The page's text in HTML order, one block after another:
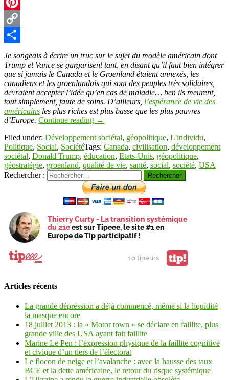
Pinterest
Copy
Link
Partager
Je songeais à écrire un truc sur le sujet du modèle américain dont
Trump et Vance se gargarisent tant, en disant qu’il faut bien intégrer
que si jamais le Canada et le Groenland étaient annexés, les
canadiens et les groenlandais qui sont des peuples très solidaires,
devraient accepter l’idée qu’en cas de maladie… ben ils meurent,
tout simplement, faute de soins. D’ailleurs, l’espérance de vie des
américains les plus riches est plus basse que les plus pauvres
d’Europe. Continue reading →
Filed under: Développement sociétal, géopolitique, L'individu,
Politique, Social, SociétéTags: Canada, civilisation, développement
sociétal, Donald Trump, éducation, Etats-Unis, géopolitique,
géostratégie, groenland, qualité de vie, santé, social, société, USA
Rechercher :
Thierry Curty - La transition systémique
du 21eest sur Tipeee, le site #1 en
Europe de Tip participatif !
10 tipeurs tip!
Articles récents
La grande dépression a déjà commencé, même si la liquidité
la masque encore
18 juillet 2013 : la « Motor town » se déclare en faillite, plus
grande ville des USA ayant fait faillite
Marine Le Pen : l’expression physique de la faillite cognitive
et civique d’un tiers de l’électorat
Le flocon de neige et l’avalanche : avec la hausse des taux
BCE et la dette américaine, le retour du risque systémique